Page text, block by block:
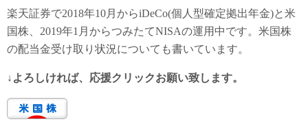
楽天証券で2018年10月からiDeCo(個人型確定拠出年金)と米
国株、2019年1月からつみたてNISAの運用中です。米国株
の配当金受け取り状況についても書いています。
↓よろしければ、応援クリックお願い致します。